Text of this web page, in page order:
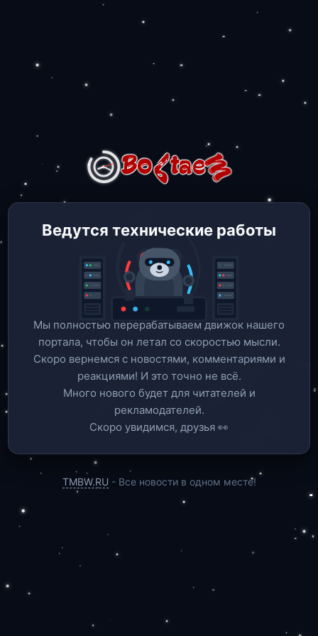
Ведутся технические работы
Мы полностью перерабатываем движок нашего
портала, чтобы он летал со скоростью мысли.
Скоро вернемся c новостями, комментариями и
реакциями! И это точно не всё.
Много нового будет для читателей и
рекламодателей.
Скоро увидимся, друзья 👀
TMBW.RU - Все новости в одном месте!